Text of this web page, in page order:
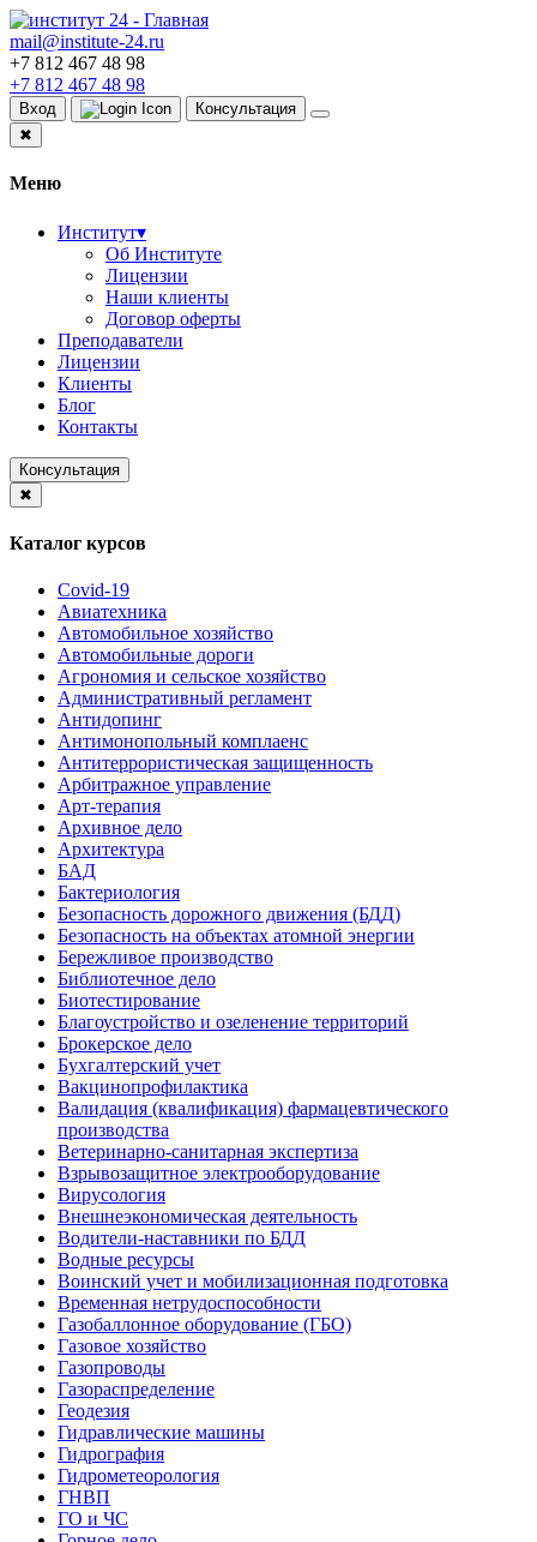
mail@institute-24.ru
+7 812 467 48 98
+7 812 467 48 98
Вход
Консультация
✖
Меню
Институт▾
Об Институте
Лицензии
Наши клиенты
Договор оферты
Преподаватели
Лицензии
Клиенты
Блог
Контакты
Консультация
✖
Каталог курсов
Covid-19
Авиатехника
Автомобильное хозяйство
Автомобильные дороги
Агрономия и сельское хозяйство
Административный регламент
Антидопинг
Антимонопольный комплаенс
Антитеррористическая защищенность
Арбитражное управление
Арт-терапия
Архивное дело
Архитектура
БАД
Бактериология
Безопасность дорожного движения (БДД)
Безопасность на объектах атомной энергии
Бережливое производство
Библиотечное дело
Биотестирование
Благоустройство и озеленение территорий
Брокерское дело
Бухгалтерский учет
Вакцинопрофилактика
Валидация (квалификация) фармацевтического
производства
Ветеринарно-санитарная экспертиза
Взрывозащитное электрооборудование
Вирусология
Внешнеэкономическая деятельность
Водители-наставники по БДД
Водные ресурсы
Воинский учет и мобилизационная подготовка
Временная нетрудоспособности
Газобаллонное оборудование (ГБО)
Газовое хозяйство
Газопроводы
Газораспределение
Геодезия
Гидравлические машины
Гидрография
Гидрометеорология
ГНВП
ГО и ЧС